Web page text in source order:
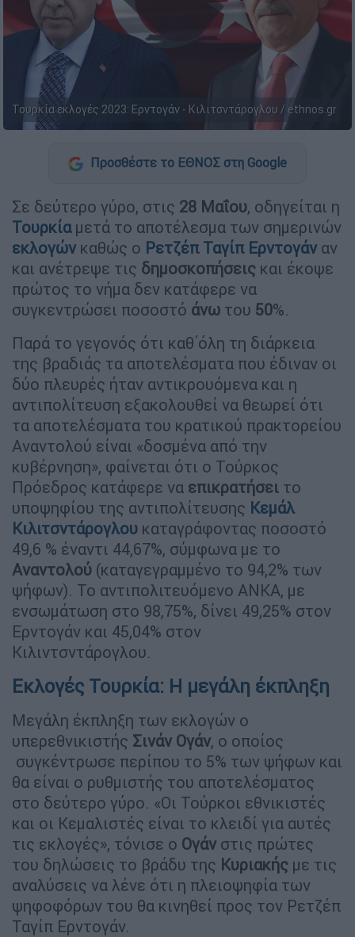
Τουρκία εκλογές 2023: Ερντογάν - Κιλιτσντάρογλου / ethnos.gr
Προσθέστε το ΕΘΝΟΣ στη Google
Σε δεύτερο γύρο, στις 28 Μαΐου, οδηγείται η
Τουρκία μετά το αποτέλεσμα των σημερινών
εκλογών καθώς ο Ρετζέπ Ταγίπ Ερντογάναν
και ανέτρεψε τις δημοσκοπήσεις και έκοψε
πρώτος το νήμα δεν κατάφερε να
συγκεντρώσει ποσοστό άνω του 50%.
Παρά το γεγονός ότι καθ΄όλη τη διάρκεια
της βραδιάς τα αποτελέσματα που έδιναν οι
δύο πλευρές ήταν αντικρουόμενα και η
αντιπολίτευση εξακολουθεί να θεωρεί ότι
τα αποτελέσματα του κρατικού πρακτορείου
Αναντολού είναι «δοσμένα από την
κυβέρνηση», φαίνεται ότι ο Τούρκος
Πρόεδρος κατάφερε να επικρατήσει το
υποψηφίου της αντιπολίτευσης Κεμάλ
Κιλιτσντάρογλου καταγράφοντας ποσοστό
49,6 % έναντι 44,67%, σύμφωνα με το
Αναντολού (καταγεγραμμένο το 94,2% των
ψήφων). Το αντιπολιτευόμενο ΑΝΚΑ, με
ενσωμάτωση στο 98,75%, δίνει 49,25% στον
Ερντογάν και 45,04% στον
Κιλιντσντάρογλου.
Εκλογές Τουρκία: Η μεγάλη έκπληξη
Μεγάλη έκπληξη των εκλογών ο
υπερεθνικιστής Σινάν Ογάν, ο οποίος
συγκέντρωσε περίπου το 5% των ψήφων και
θα είναι ο ρυθμιστής του αποτελέσματος
στο δεύτερο γύρο. «Οι Τούρκοι εθνικιστές
και οι Κεμαλιστές είναι το κλειδί για αυτές
τις εκλογές», τόνισε ο Ογάν στις πρώτες
του δηλώσεις το βράδυ της Κυριακής με τις
αναλύσεις να λένε ότι η πλειοψηφία των
ψηφοφόρων του θα κινηθεί προς τον Ρετζέπ
Ταγίπ Ερντογάν.